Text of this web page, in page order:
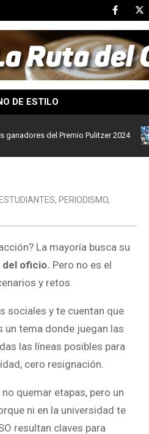
DE ESTILO
del Premio Pulitzer 2024
ESTUDIANTES, PERIODISMO,
La mayoría busca su
del oficio. Pero no es el
y retos.
sociales y te cuentan que
un tema donde juegan las
las líneas posibles para
cero resignación.
quemar etapas, pero un
ni en la universidad te
resultan claves para